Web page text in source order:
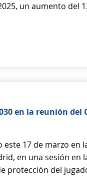
un aumento del
en la reunión del
17 de marzo en
en una sesión en
protección del